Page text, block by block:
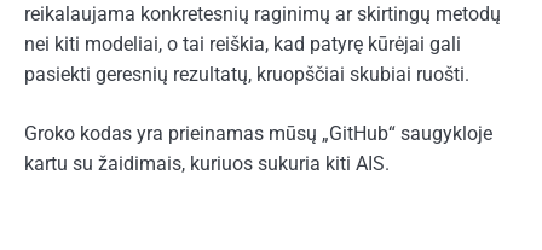
reikalaujama konkretesnių raginimų ar skirtingų metodų
nei kiti modeliai, o tai reiškia, kad patyrę kūrėjai gali
pasiekti geresnių rezultatų, kruopščiai skubiai ruošti.
Groko kodas yra prieinamas mūsų „GitHub“ saugykloje
kartu su žaidimais, kuriuos sukuria kiti AIS.